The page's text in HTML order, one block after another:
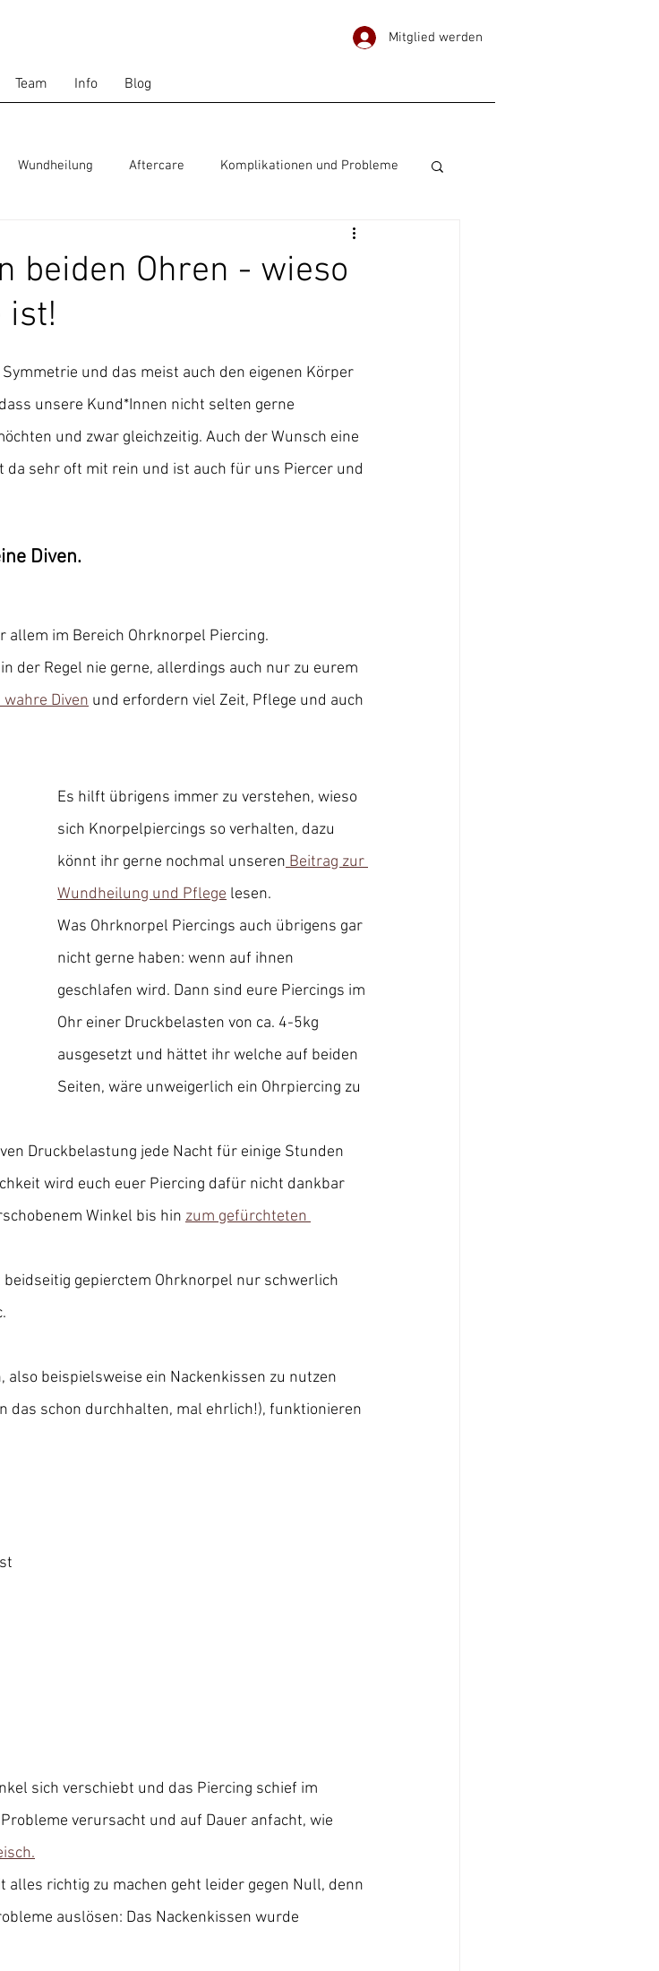
Mitglied werden
Team Info Blog
Wundheilung Aftercare Komplikationen und Probleme
beiden Ohren - wieso
ist!
und das meist auch den eigenen Körper
unsere Kund*Innen nicht selten gerne
und zwar gleichzeitig. Auch der Wunsch eine
da sehr oft mit rein und ist auch für uns Piercer und
Diven.
allem im Bereich Ohrknorpel Piercing.
der Regel nie gerne, allerdings auch nur zu eurem
Diven und erfordern viel Zeit, Pflege und auch
Es hilft übrigens immer zu verstehen, wieso
sich Knorpelpiercings so verhalten, dazu
könnt ihr gerne nochmal unseren Beitrag zur
Wundheilung und Pflege lesen.
Was Ohrknorpel Piercings auch übrigens gar
nicht gerne haben: wenn auf ihnen
geschlafen wird. Dann sind eure Piercings im
Ohr einer Druckbelasten von ca. 4-5kg
ausgesetzt und hättet ihr welche auf beiden
Seiten, wäre unweigerlich ein Ohrpiercing zu
Druckbelastung jede Nacht für einige Stunden
wird euch euer Piercing dafür nicht dankbar
Winkel bis hin zum gefürchteten
gepierctem Ohrknorpel nur schwerlich
beispielsweise ein Nackenkissen zu nutzen
das schon durchhalten, mal ehrlich!), funktionieren
sich verschiebt und das Piercing schief im
verursacht und auf Dauer anfacht, wie
alles richtig zu machen geht leider gegen Null, denn
auslösen: Das Nackenkissen wurde